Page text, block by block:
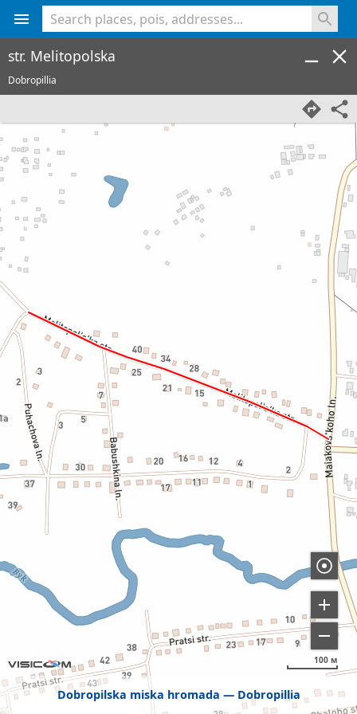
Dobropilska miska hromada Dobropillia
100 м
str. Melitopolska
Dobropillia
<% console.log(hcard) %>